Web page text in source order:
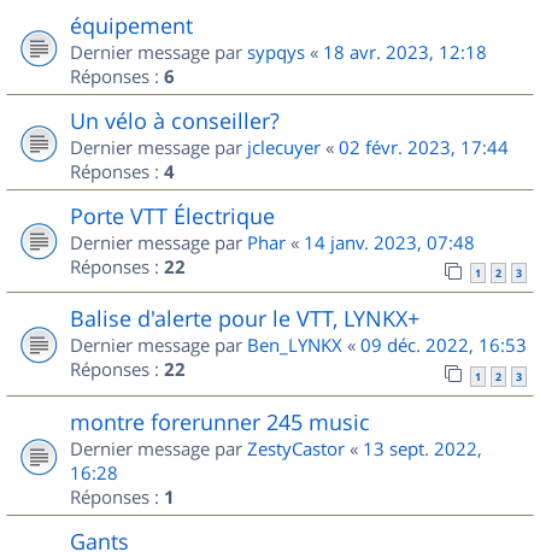
équipement
Dernier message par sypqys « 18 avr. 2023, 12:18
Réponses : 6
Un vélo à conseiller?
Dernier message par jclecuyer « 02 févr. 2023, 17:44
Réponses : 4
Porte VTT Électrique
Dernier message par Phar « 14 janv. 2023, 07:48
Réponses : 22 1 2 3
Balise d'alerte pour le VTT, LYNKX+
Dernier message par Ben_LYNKX « 09 déc. 2022, 16:53
Réponses : 22 1 2 3
montre forerunner 245 music
Dernier message par ZestyCastor « 13 sept. 2022,
16:28
Réponses : 1
Gants